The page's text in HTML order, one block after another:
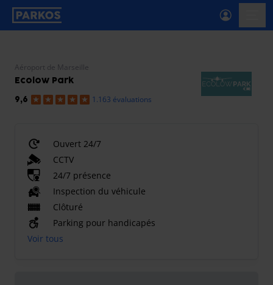
étiquette-de-navigation-principale
Aéroport de Marseille
Ecolow Park
9,6 1.163 évaluations
Ouvert 24/7
CCTV
24/7 présence
Inspection du véhicule
Clôturé
Parking pour handicapés
Voir tous